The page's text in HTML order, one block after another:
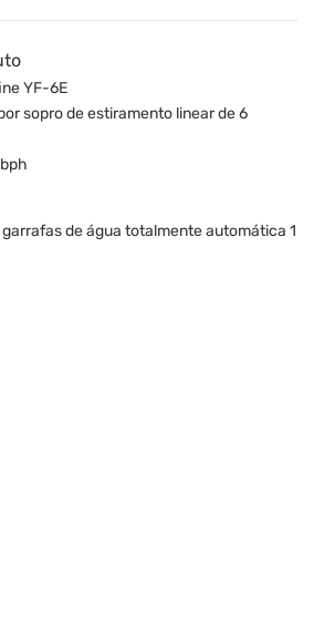
YF-6E
sopro de estiramento linear de 6